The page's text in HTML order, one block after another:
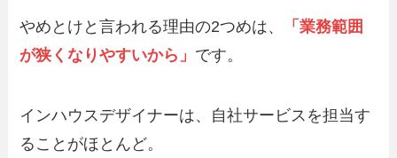
やめとけと言われる理由の2つめは、
「業務範囲
が狭くなりやすいから」 です。
インハウスデザイナーは、自社サービスを担当す
ることがほとんど。